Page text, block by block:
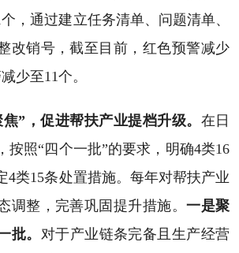
，通过建立任务清单、问题清单、
改销号，截至目前，红色预警减少
少至11个。
”，促进帮扶产业提档升级。 在日
按照“四个一批”的要求，明确4类16
4类15条处置措施。每年对帮扶产业
调整，完善巩固提升措施。一是聚
批。 对于产业链条完备且生产经营